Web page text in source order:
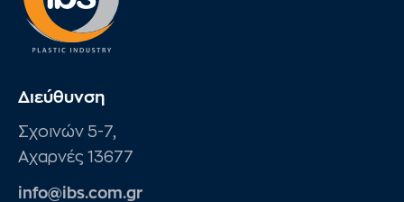
Διεύθυνση
Σχοινών 5-7,
Αχαρνές 13677
info@ibs.com.gr